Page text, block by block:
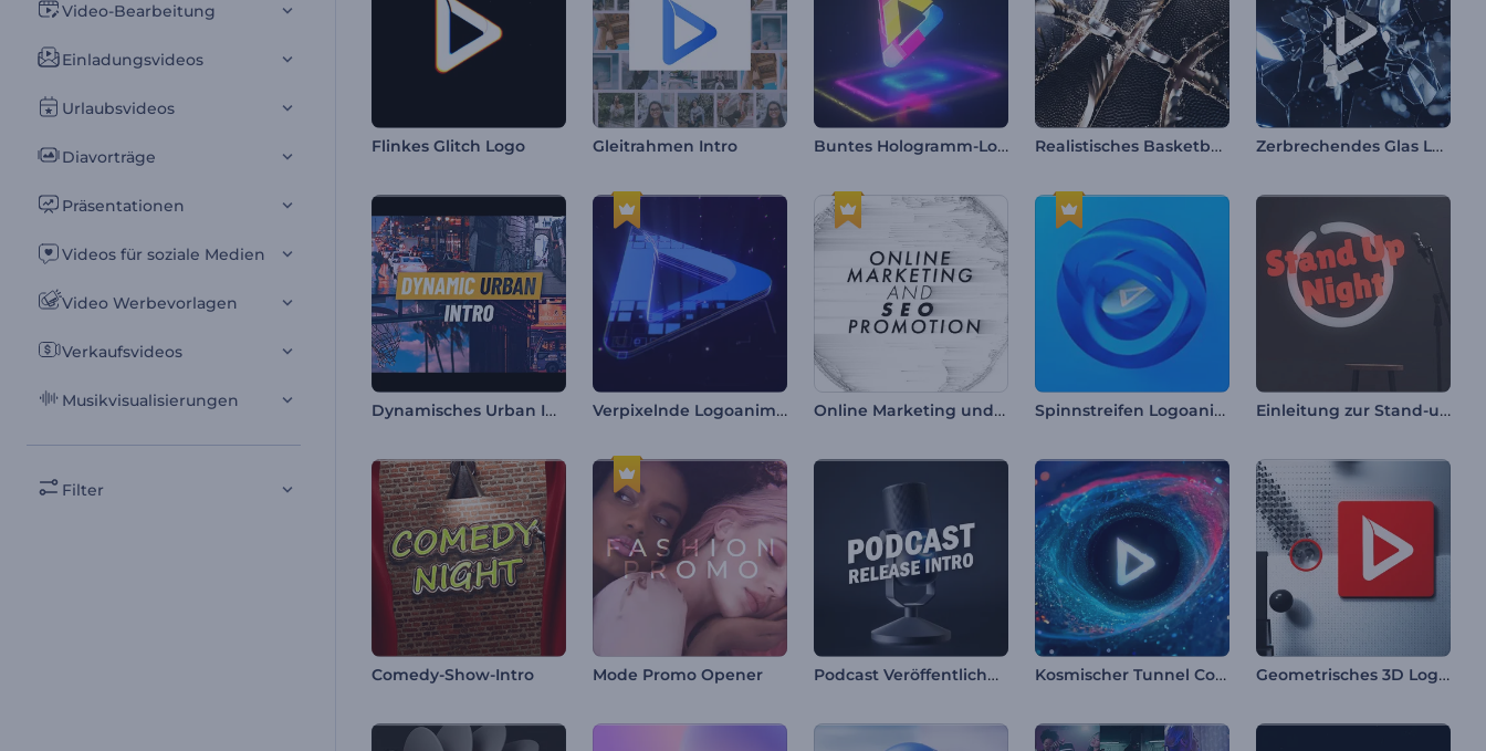
Video-Bearbeitung
Einladungsvideos
Urlaubsvideos
Diavorträge
Präsentationen
Videos für soziale Medien
Video Werbevorlagen
Verkaufsvideos
Musikvisualisierungen
Filter
Flinkes Glitch Logo Gleitrahmen Intro Buntes Hologramm-Logo-Reveal Realistisches Basketball-Intro Zerbrechendes Glas Logoanimation
Dynamisches Urban Intro Verpixelnde Logoanimation Online Marketing und SEO Werbung Spinnstreifen Logoanimation Einleitung zur Stand-up-Show
Comedy-Show-Intro Mode Promo Opener Podcast Veröffentlichung Intro Kosmischer Tunnel Countdown Intro Geometrisches 3D Logo Reveal